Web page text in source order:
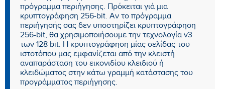
πρόγραμμα περιήγησης. Πρόκειται γιά μια
κρυπτογράφηση 256-bit. Αν το πρόγραμμα
περιήγησής σας δεν υποστηρίζει κρυπτογράφηση
256-bit, θα χρησιμοποιήσουμε την τεχνολογία v3
των 128 bit. Η κρυπτογράφηση μίας σελίδας του
ιστοτόπου μας εμφανίζεται από την κλειστή
αναπαράσταση του εικονιδίου κλειδιού ή
κλειδώματος στην κάτω γραμμή κατάστασης του
προγράμματος περιήγησης.